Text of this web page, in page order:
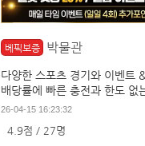
베픽보증 박물관
다양한 스포츠 경기와 이벤트
배당률에 빠른 충전과 한도 없
26-04-15 16:23:32
4.9점 / 27명